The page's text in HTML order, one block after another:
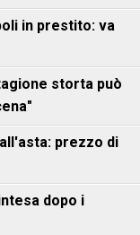
in prestito: va
storta può
prezzo di
dopo i